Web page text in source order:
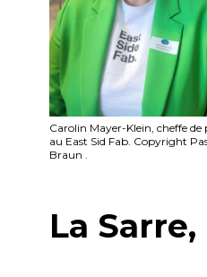
Carolin Mayer-Klein, cheffe de
au East Sid Fab. Copyright
Braun .
La